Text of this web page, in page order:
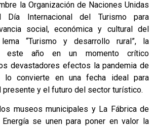
la Organización de Naciones Unidas
Día Internacional del Turismo para
social, económica y cultural del
“Turismo y desarrollo rural”, la
este año en un momento crítico
devastadores efectos la pandemia de
lo convierte en una fecha ideal para
presente y el futuro del sector turístico.
museos municipales y La Fábrica de
se unen para poner en valor la